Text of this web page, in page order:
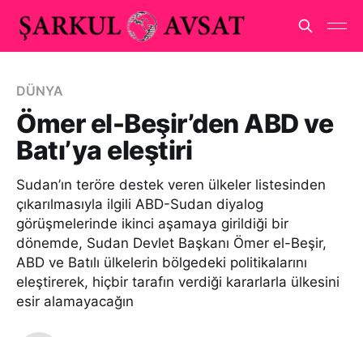
DÜNYA
Ömer el-Beşir’den ABD ve
Batı’ya eleştiri
Sudan’ın teröre destek veren ülkeler listesinden
çıkarılmasıyla ilgili ABD-Sudan diyalog
görüşmelerinde ikinci aşamaya girildiği bir
dönemde, Sudan Devlet Başkanı Ömer el-Beşir,
ABD ve Batılı ülkelerin bölgedeki politikalarını
eleştirerek, hiçbir tarafın verdiği kararlarla ülkesini
esir alamayacağın